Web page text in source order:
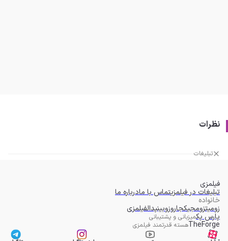
نظرات
تبلیغات
فیلمزی
تبلیغات در فیلمزیتماس با مادرباره ما
خانواده
زومیتزومجیکجاروزوبینپدالفیلمزی
پارس پکمیزبانی و پشتیبانی
TheForgeهسته قدرتمند فیلمزی